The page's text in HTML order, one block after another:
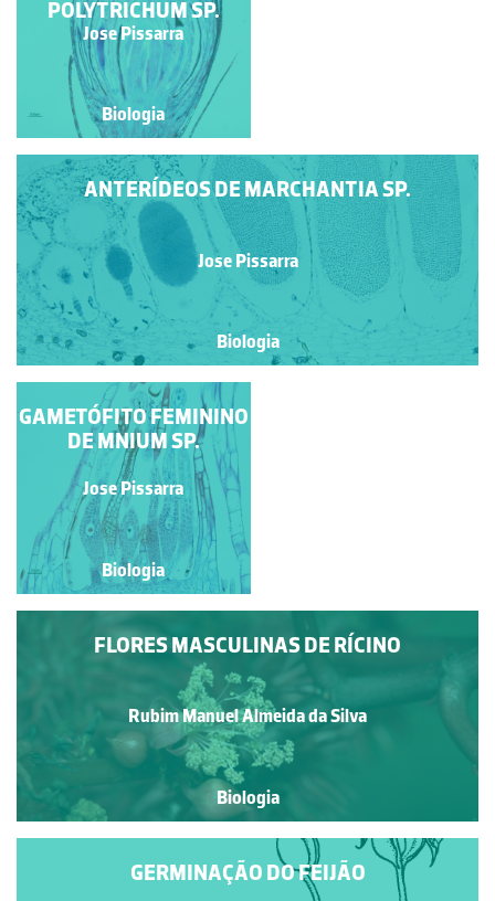
Jose Pissarra
Biologia
ANTERÍDEOS DE MARCHANTIA SP.
Jose Pissarra
Biologia
POLYTRICHUM SP.
Jose Pissarra
Biologia
ANTERÍDIOS DE
POLYTRICHUM SP.
Jose Pissarra
Biologia
GAMETÓFITO FEMININO
DE MNIUM SP.
Jose Pissarra
Biologia
FLORES MASCULINAS DE RÍCINO
Rubim Manuel Almeida da Silva
Biologia
GERMINAÇÃO DO FEIJÃO